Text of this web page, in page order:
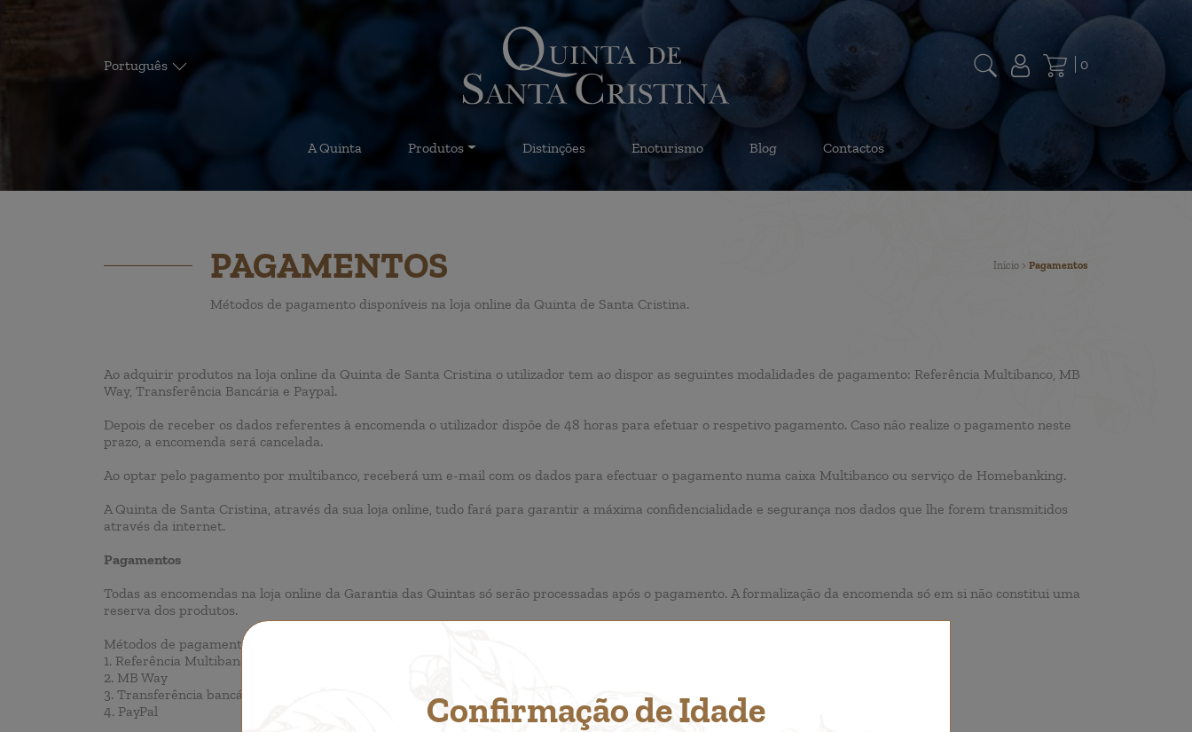
Confirmação de Idade
Português 0
A Quinta Produtos Distinções Enoturismo Blog Contactos
PAGAMENTOS Início > Pagamentos
Métodos de pagamento disponíveis na loja online da Quinta de Santa Cristina.
Ao adquirir produtos na loja online da Quinta de Santa Cristina o utilizador tem ao dispor as seguintes modalidades de pagamento: Referência Multibanco, MB
Way, Transferência Bancária e Paypal.
Depois de receber os dados referentes à encomenda o utilizador dispõe de 48 horas para efetuar o respetivo pagamento. Caso não realize o pagamento neste
prazo, a encomenda será cancelada.
Ao optar pelo pagamento por multibanco, receberá um e-mail com os dados para efectuar o pagamento numa caixa Multibanco ou serviço de Homebanking.
A Quinta de Santa Cristina, através da sua loja online, tudo fará para garantir a máxima confidencialidade e segurança nos dados que lhe forem transmitidos
através da internet.
Pagamentos
Todas as encomendas na loja online da Garantia das Quintas só serão processadas após o pagamento. A formalização da encomenda só em si não constitui uma
reserva dos produtos.
Métodos de pagamento:
1. Referência Multibanco
2. MB Way
3. Transferência bancária
4. PayPal